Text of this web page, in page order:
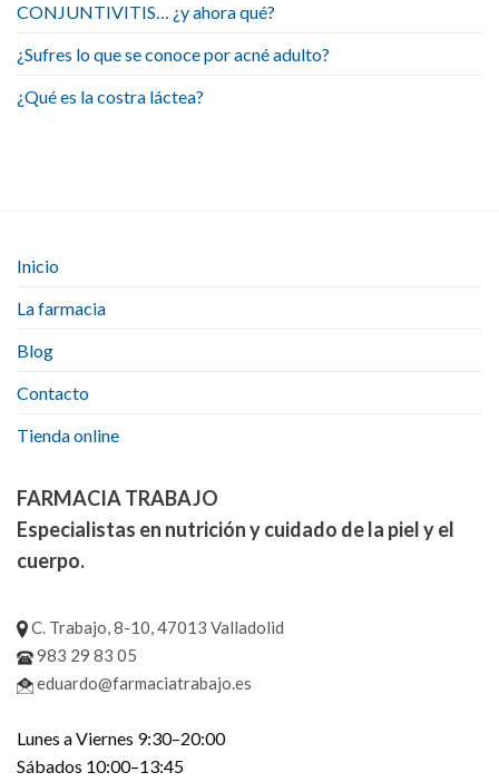
CONJUNTIVITIS… ¿y ahora qué?
¿Sufres lo que se conoce por acné adulto?
¿Qué es la costra láctea?
Inicio
La farmacia
Blog
Contacto
Tienda online
FARMACIA TRABAJO
Especialistas en nutrición y cuidado de la piel y el
cuerpo.
C. Trabajo, 8-10, 47013 Valladolid
983 29 83 05
eduardo@farmaciatrabajo.es
Lunes a Viernes 9:30–20:00
Sábados 10:00–13:45